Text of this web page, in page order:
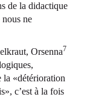
de la didactique
ne
Orsenna7
la «détérioration
c’est à la fois